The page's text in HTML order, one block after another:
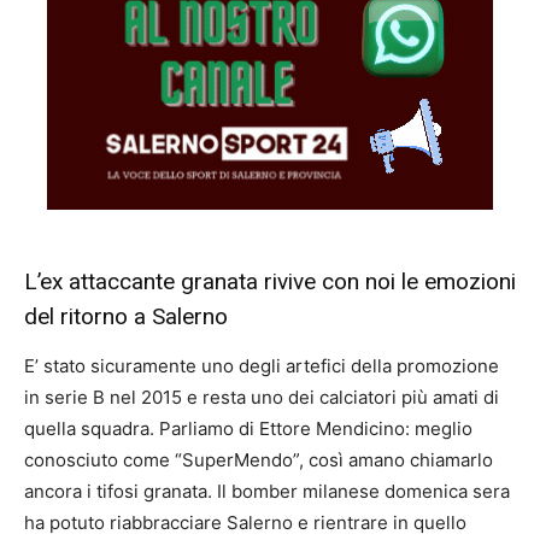
L’ex attaccante granata rivive con noi le emozioni
del ritorno a Salerno
E’ stato sicuramente uno degli artefici della promozione
in serie B nel 2015 e resta uno dei calciatori più amati di
quella squadra. Parliamo di Ettore Mendicino: meglio
conosciuto come “SuperMendo”, così amano chiamarlo
ancora i tifosi granata. Il bomber milanese domenica sera
ha potuto riabbracciare Salerno e rientrare in quello